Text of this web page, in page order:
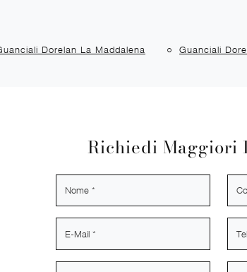
Dorelan La Maddalena Guanciali
Richiedi Maggiori